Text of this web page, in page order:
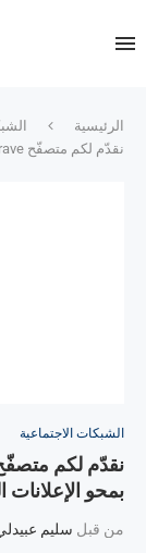
الرئيسية
نقدّم لكم متصفّح Brave الجديد و السّريع و الّذي يقوم بمحو الإعلانات المزعجة
الشبكات الاجتماعية
بمحو
من قبل سليم